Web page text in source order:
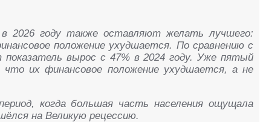
в 2026 году также оставляют желать лучшего:
положение ухудшается. По сравнению с
вырос с 47% в 2024 году. Уже пятый
что их финансовое положение ухудшается, а не
когда большая часть населения ощущала
на Великую рецессию.